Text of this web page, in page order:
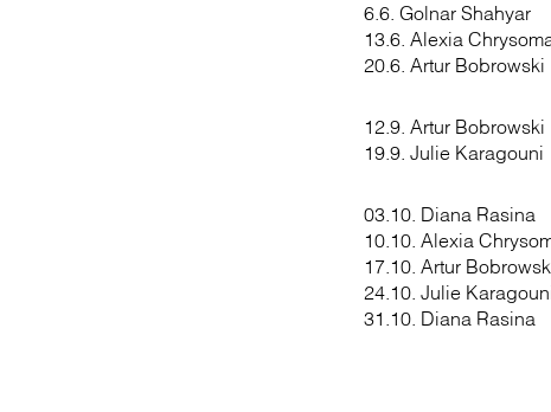
6.6. Golnar Shahyar
13.6. Alexia
20.6. Artur Bobrowski
12.9. Artur Bobrowski
19.9. Julie Karagouni
03.10. Diana Rasina
10.10. Alexia
17.10. Artur
24.10. Julie
31.10. Diana Rasina